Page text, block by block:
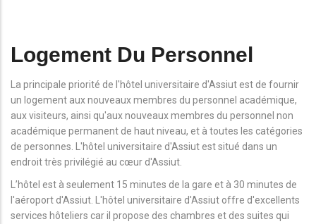
Logement Du Personnel
La principale priorité de l'hôtel universitaire d'Assiut est de fournir
un logement aux nouveaux membres du personnel académique,
aux visiteurs, ainsi qu'aux nouveaux membres du personnel non
académique permanent de haut niveau, et à toutes les catégories
de personnes. L'hôtel universitaire d'Assiut est situé dans un
endroit très privilégié au cœur d'Assiut.
L’hôtel est à seulement 15 minutes de la gare et à 30 minutes de
l'aéroport d'Assiut. L'hôtel universitaire d'Assiut offre d'excellents
services hôteliers car il propose des chambres et des suites qui